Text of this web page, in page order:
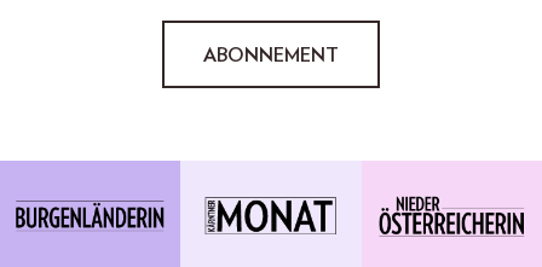
ABONNEMENT